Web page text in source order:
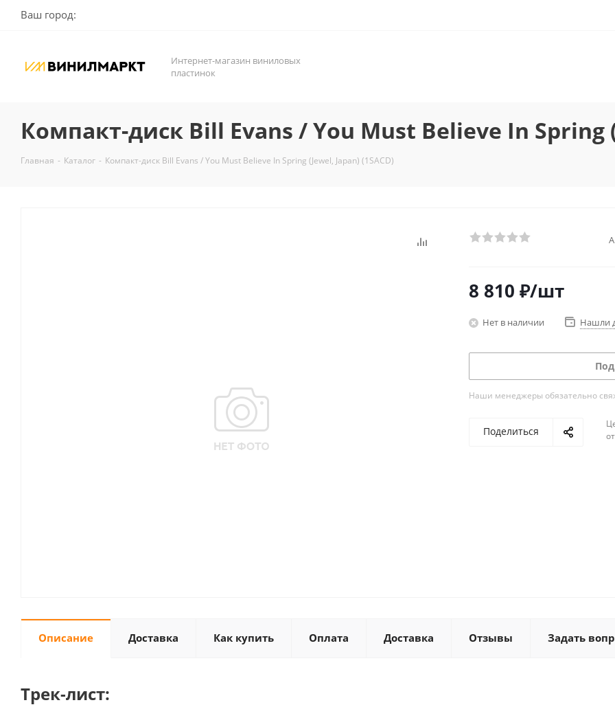
Ваш город:
Интернет-магазин виниловых
пластинок
Компакт-диск Bill Evans / You Must Believe In Spring
Главная - Каталог - Компакт-диск Bill Evans / You Must Believe In Spring (Jewel, Japan) (1SACD)
8 810 ₽/шт
Нет в наличии Нашли
Наши менеджеры обязательно
Поделиться
Описание Доставка Как купить Оплата Доставка Отзывы Задать
Трек-лист: